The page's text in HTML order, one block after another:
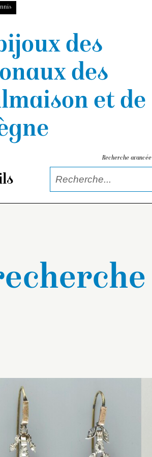
des
des
et de
Recherche avancée
Les pendeloques de ces
pendants d’oreilles sont en
or découpé en forme de
en argent
de diamants
en rose et montés en